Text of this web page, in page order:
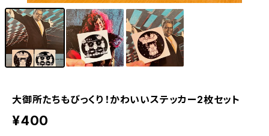
大御所たちもびっくり！かわいいステッカー2枚セット
¥400